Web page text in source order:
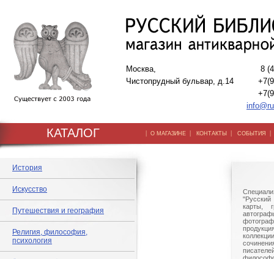
Москва,
Чистопрудный бульвар, д.14
8
КАТАЛОГ | О МАГАЗИНЕ | КОНТАКТЫ | СОБЫТИЯ
История
Искусство
Путешествия и география
Религия, философия,
психология
"Русский
карты,